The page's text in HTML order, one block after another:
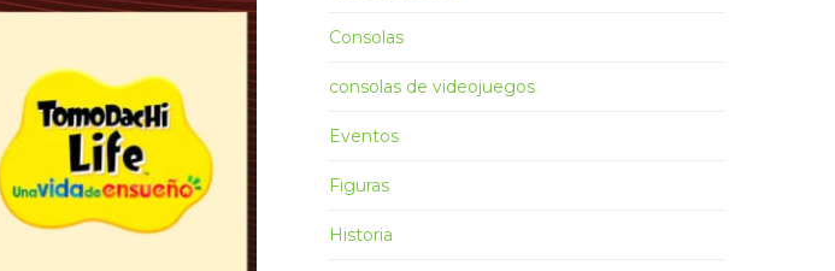
Consolas
consolas de videojuegos
Eventos
Figuras
Historia